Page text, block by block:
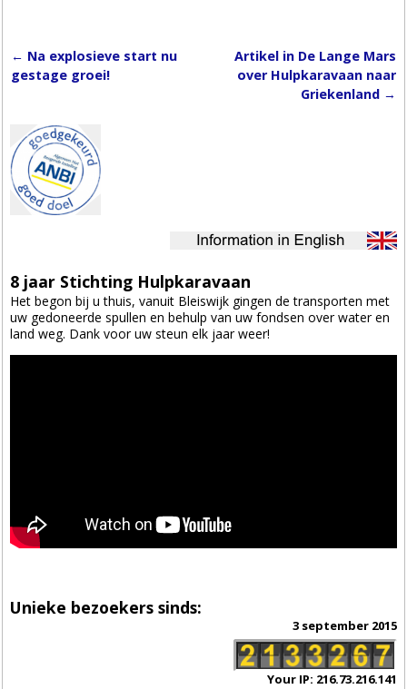
Post navigation
← Na explosieve start nu
gestage groei!
Artikel in De Lange Mars
over Hulpkaravaan naar
Griekenland →
8 jaar Stichting Hulpkaravaan
Het begon bij u thuis, vanuit Bleiswijk gingen de transporten met
uw gedoneerde spullen en behulp van uw fondsen over water en
land weg. Dank voor uw steun elk jaar weer!
Unieke bezoekers sinds:
3 september 2015
Your IP: 216.73.216.141